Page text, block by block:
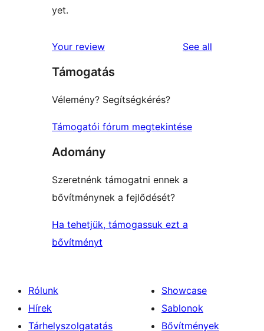
yet.
Your review See all
Támogatás
Vélemény? Segítségkérés?
Támogatói fórum megtekintése
Adomány
Szeretnénk támogatni ennek a
bővítménynek a fejlődését?
Ha tehetjük, támogassuk ezt a
bővítményt
Rólunk
Hírek
Tárhelyszolgatatás
Showcase
Sablonok
Bővítmények